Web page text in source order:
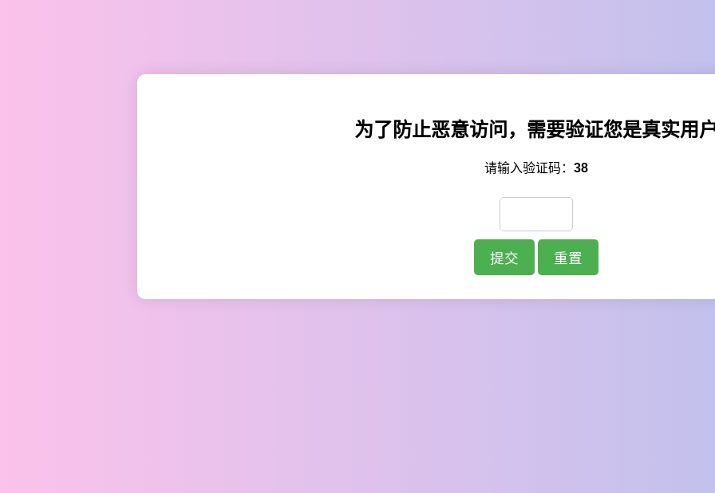
为了防止恶意访问，需要验证您是真实用
请输入验证码： 38
提交 重置